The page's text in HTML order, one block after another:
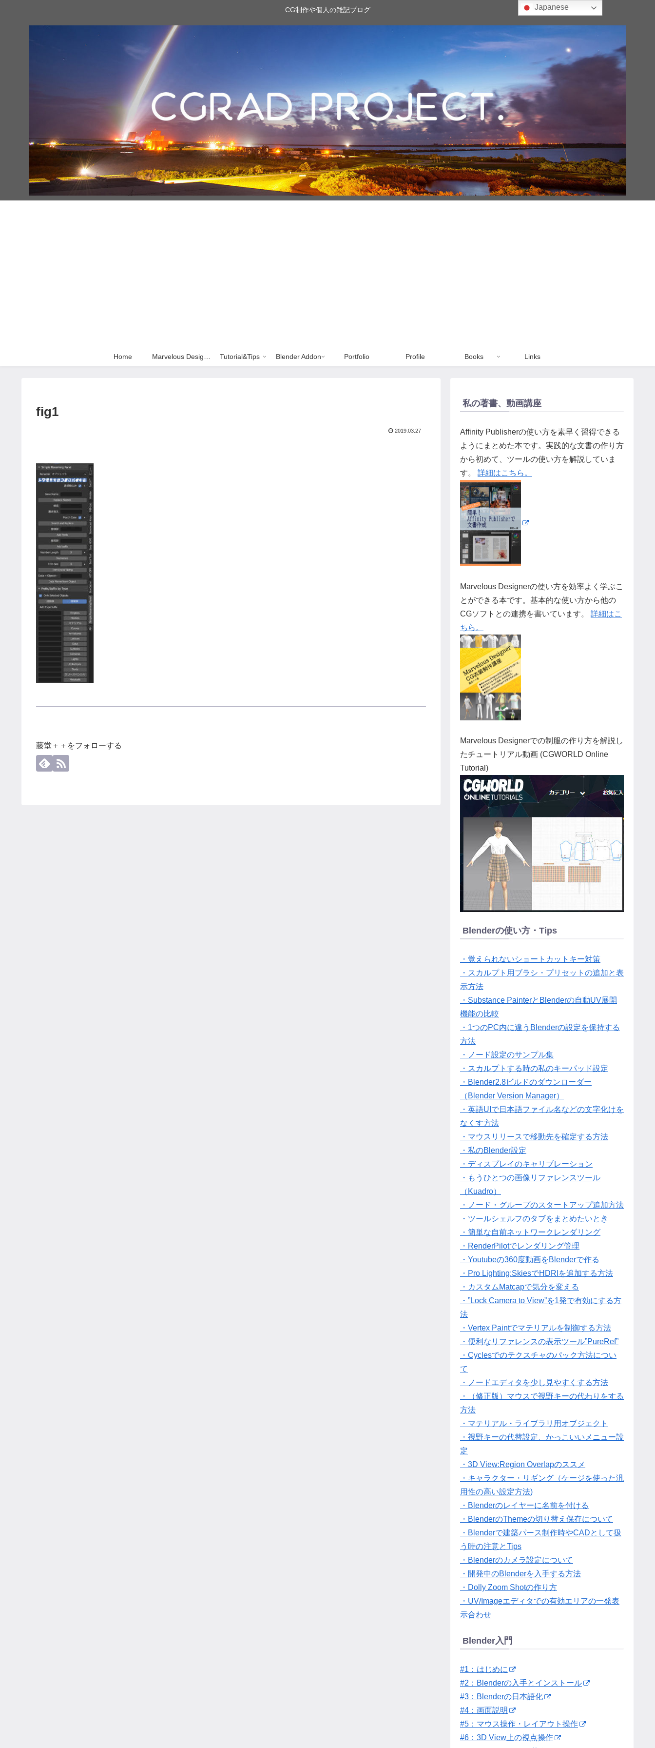
CG制作や個人の雑記ブログ
Home Tutorial&Tips Blender Addon Portfolio Profile Books Links
fig1
2019.03.27
藤堂＋＋をフォローする
私の著書、動画講座
Affinity Publisherの使い方を素早く習得できる
ようにまとめた本です。実践的な文書の作り方
から初めて、ツールの使い方を解説していま
す。 詳細はこちら。
Marvelous Designerの使い方を効率よく学ぶこ
とができる本です。基本的な使い方から他の
CGソフトとの連携を書いています。 詳細はこ
ちら。
Marvelous Designerでの制服の作り方を解説し
たチュートリアル動画 (CGWORLD Online
Tutorial)
Blenderの使い方・Tips
・覚えられないショートカットキー対策
・スカルプト用ブラシ・プリセットの追加と表
示方法
・Substance PainterとBlenderの自動UV展開
機能の比較
・1つのPC内に違うBlenderの設定を保持する
方法
・ノード設定のサンプル集
・スカルプトする時の私のキーパッド設定
・Blender2.8ビルドのダウンローダー
（Blender Version Manager）
・英語UIで日本語ファイル名などの文字化けを
なくす方法
・マウスリリースで移動先を確定する方法
・私のBlender設定
・ディスプレイのキャリブレーション
・もうひとつの画像リファレンスツール
（Kuadro）
・ノード・グループのスタートアップ追加方法
・ツールシェルフのタブをまとめたいとき
・簡単な自前ネットワークレンダリング
・RenderPilotでレンダリング管理
・Youtubeの360度動画をBlenderで作る
・Pro Lighting:SkiesでHDRIを追加する方法
・カスタムMatcapで気分を変える
・”Lock Camera to View”を1発で有効にする方
法
・Vertex Paintでマテリアルを制御する方法
・便利なリファレンスの表示ツール”PureRef”
・Cyclesでのテクスチャのパック方法につい
て
・ノードエディタを少し見やすくする方法
・（修正版）マウスで視野キーの代わりをする
方法
・マテリアル・ライブラリ用オブジェクト
・視野キーの代替設定、かっこいいメニュー設
定
・3D View:Region Overlapのススメ
・キャラクター・リギング（ケージを使った汎
用性の高い設定方法)
・Blenderのレイヤーに名前を付ける
・BlenderのThemeの切り替え保存について
・Blenderで建築パース制作時やCADとして扱
う時の注意とTips
・Blenderのカメラ設定について
・開発中のBlenderを入手する方法
・Dolly Zoom Shotの作り方
・UV/Imageエディタでの有効エリアの一発表
示合わせ
Blender入門
#1：はじめに
#2：Blenderの入手とインストール
#3：Blenderの日本語化
#4：画面説明
#5：マウス操作・レイアウト操作
#6：3D View上の視点操作
Japanese